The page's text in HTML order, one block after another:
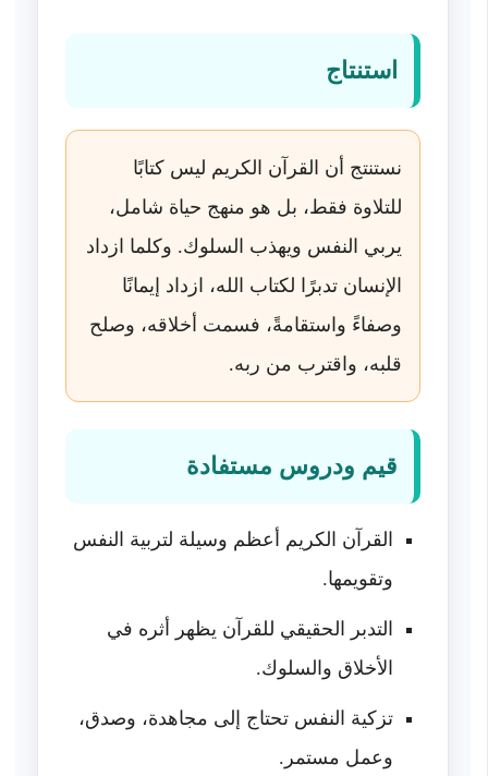
استنتاج
نستنتج أن القرآن الكريم ليس كتابًا
للتلاوة فقط، بل هو منهج حياة شامل،
يربي النفس ويهذب السلوك. وكلما ازداد
الإنسان تدبرًا لكتاب الله، ازداد إيمانًا
وصفاءً واستقامةً، فسمت أخلاقه، وصلح
قلبه، واقترب من ربه.
قيم ودروس مستفادة
القرآن الكريم أعظم وسيلة لتربية النفس
وتقويمها.
التدبر الحقيقي للقرآن يظهر أثره في
الأخلاق والسلوك.
تزكية النفس تحتاج إلى مجاهدة، وصدق،
وعمل مستمر.